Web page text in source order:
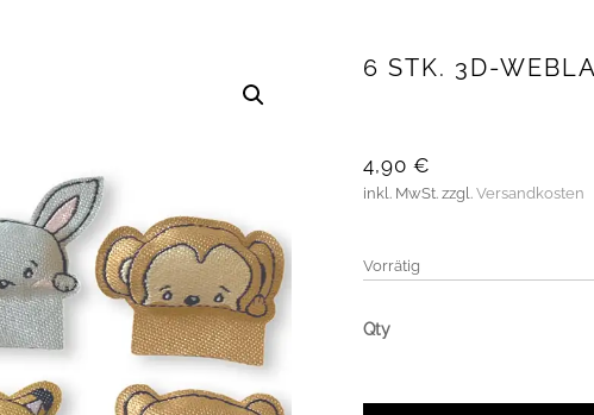
6 STK. 3D-
4,90 €
inkl. MwSt. zzgl. Versandkosten
Vorrätig